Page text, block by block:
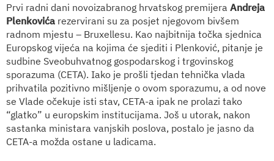
Prvi radni dani novoizabranog hrvatskog premijera Andreja
Plenkovića rezervirani su za posjet njegovom bivšem
radnom mjestu – Bruxellesu. Kao najbitnija točka sjednica
Europskog vijeća na kojima će sjediti i Plenković, pitanje je
sudbine Sveobuhvatnog gospodarskog i trgovinskog
sporazuma (CETA). Iako je prošli tjedan tehnička vlada
prihvatila pozitivno mišljenje o ovom sporazumu, a od nove
se Vlade očekuje isti stav, CETA-a ipak ne prolazi tako
“glatko” u europskim institucijama. Još u utorak, nakon
sastanka ministara vanjskih poslova, postalo je jasno da
CETA-a možda ostane u ladicama.